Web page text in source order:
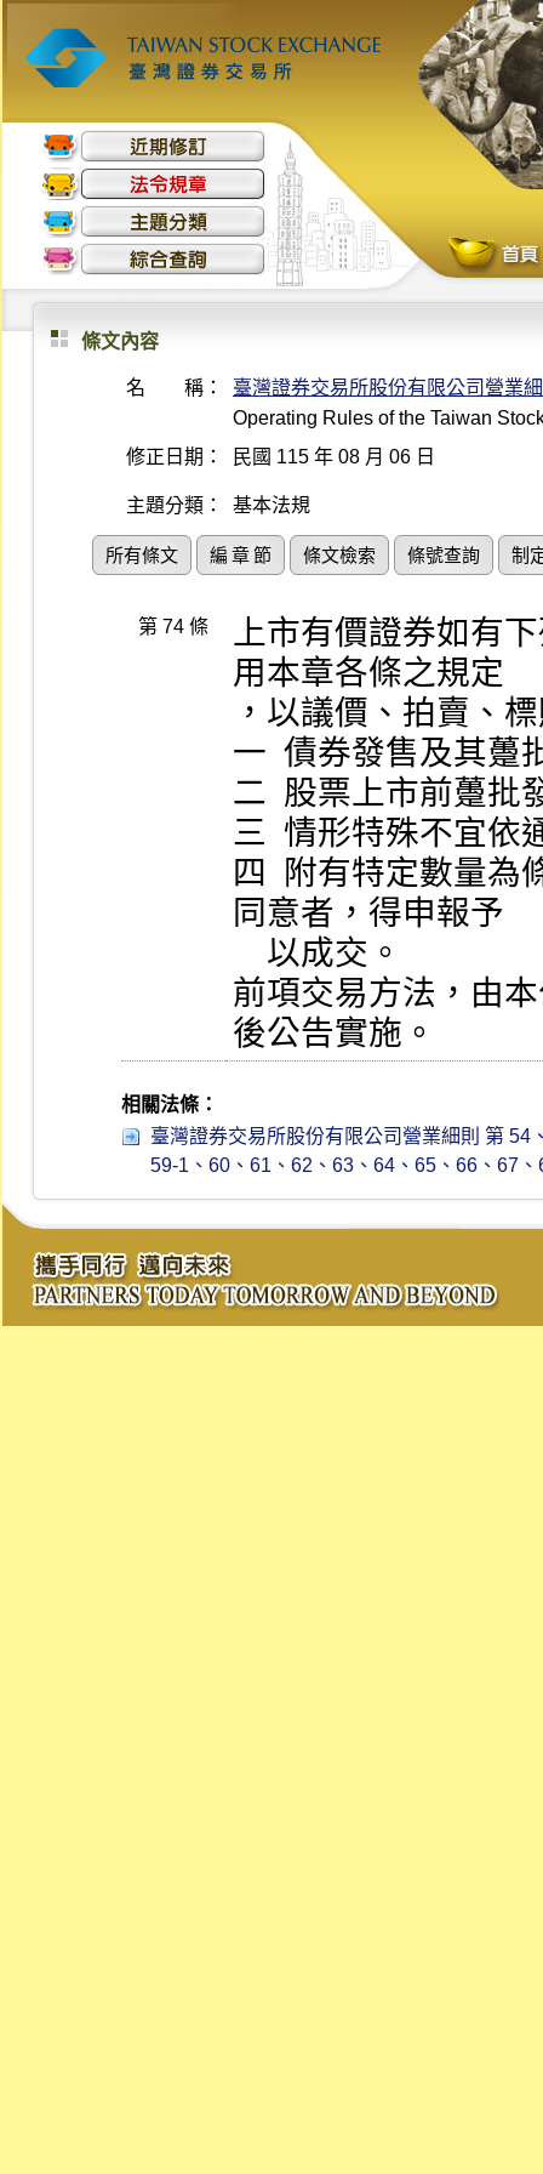
條文內容
名 稱：
臺灣證券交易所股份有限公司營業
Operating Rules of the Taiwan
修正日期：
民國 115 年 08 月 06 日
主題分類： 基本法規
所有條文 編 章 節 條文檢索 條號查詢 制
第 74 條
上市有價證券如有
用本章各條之規定
，以議價、拍賣、
一  債券發售及其躉
二  股票上市前躉批
三  情形特殊不宜依
四  附有特定數量為
同意者，得申報予
前項交易方法，由
後公告實施。
相關法條：
臺灣證券交易所股份有限公司營業細則 第
59-1、60、61、62、63、64、65、66、67